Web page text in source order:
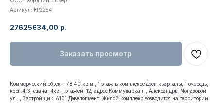
Артикул: KP2254
27625634,00 р.
Заказать просмотр
Коммерческий объект: 78,40 кв.м., 1 этаж в комплексе Дзен кварталы, 1 очередь,
корп.4.3, сдача: 4кв. , этажей: 12, адрес Коммунарка п., Александры Монаховой
ул., , Застройщик: А101 Девелопмент. Жилой комплекс возводится на территории